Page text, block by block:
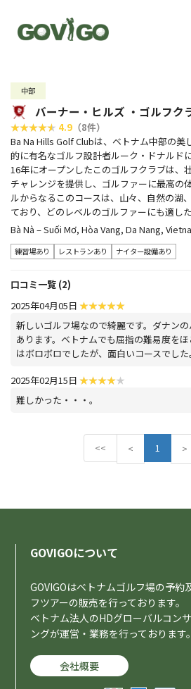
中部
バーナー・ヒルズ ・ゴルフク
4.9 （8件）
Ba Na Hills Golf Clubは、ベトナム中部の美
的に有名なゴルフ設計者ルーク・ドナルド
16年にオープンしたこのゴルフクラブは、
チャレンジを提供し、ゴルファーに最高の
ルからなるこのコースは、山々、自然の湖
ており、どのレベルのゴルファーにも適し
Bà Nà – Suối Mơ, Hòa Vang, Da Nang,
練習場あり レストランあり ナイター設備あり
口コミ一覧 (2)
2025年04月05日
新しいゴルフ場なので綺麗です。ダナン
あります。ベトナムでも屈指の難易度を
はボロボロでしたが、面白いコースでした。
2025年02月15日
難しかった・・・。
<< <P
r
1 >N
GOVIGOについて
GOVIGOはベトナムゴルフ場の予約
フツアーの販売を行っております。
ベトナム法人のHDグローバルコン
ングが運営・業務を行っております。
会社概要